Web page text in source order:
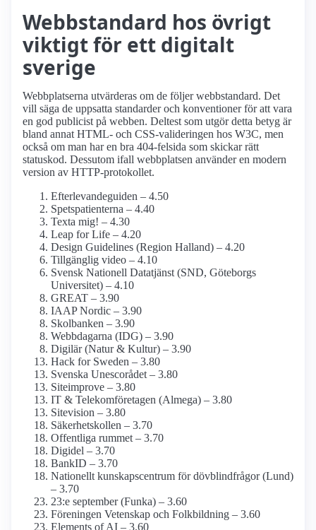
Webbstandard hos övrigt
viktigt för ett digitalt
sverige
Webbplatserna utvärderas om de följer webbstandard. Det
vill säga de uppsatta standarder och konventioner för att vara
en god publicist på webben. Deltest som utgör detta betyg är
bland annat HTML- och CSS-valideringen hos W3C, men
också om man har en bra 404-felsida som skickar rätt
statuskod. Dessutom ifall webbplatsen använder en modern
version av HTTP-protokollet.
Efterlevande­guiden – 4.50
Spetspatienterna – 4.40
Texta mig! – 4.30
Leap for Life – 4.20
Design Guidelines (Region Halland) – 4.20
Tillgänglig video – 4.10
Svensk Nationell Datatjänst (SND, Göteborgs
Universitet) – 4.10
GREAT – 3.90
IAAP Nordic – 3.90
Skolbanken – 3.90
Webbdagarna (IDG) – 3.90
Digilär (Natur & Kultur) – 3.90
Hack for Sweden – 3.80
Svenska Unescorådet – 3.80
Siteimprove – 3.80
IT & Telekom­företagen (Almega) – 3.80
Sitevision – 3.80
Säkerhetskollen – 3.70
Offentliga rummet – 3.70
Digidel – 3.70
BankID – 3.70
Nationellt kunskapsc­entrum för dövblind­frågor (Lund)
– 3.70
23:e september (Funka) – 3.60
Föreningen Vetenskap och Folkbildning – 3.60
Elements of AI – 3.60